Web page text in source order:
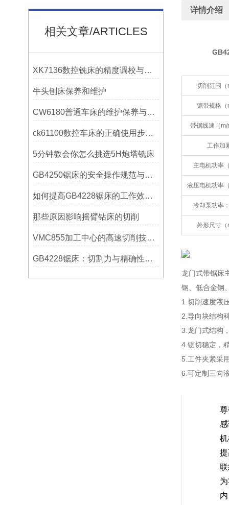
相关文章/ARTICLES
XK7136数控铣床的精度调校与性能优化
牛头刨床保养和维护
CW6180普通车床的维护保养与延长使用寿命技巧说明
ck61100数控车床的正确使用步骤是什么？
5分钟教会你怎么挑选5H炮塔铣床
GB4250锯床的安全操作规范与注意事项
如何提高GB4228锯床的工作效率？
那些原因影响摇臂钻床的切削
VMC855加工中心的高速切削技术介绍
GB4228锯床：切割力与精确性的结合
详情介绍
切削范围（
锯带规格（
带锯线速（
工作加
主电机功率
液压电机功率
冷却泵功率
外形尺寸（
龙门式带锯床
钢、低合金钢
1.切削速度液
2.导向块结构
3.龙门式结构
4.锯切稳定，
5.工件夹紧采
6.可定制三向